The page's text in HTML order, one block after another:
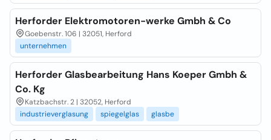
Herforder Elektromotoren-werke Gmbh & Co
Goebenstr. 106 | 32051, Herford
unternehmen
Herforder Glasbearbeitung Hans Koeper Gmbh &
Co. Kg
Katzbachstr. 2 | 32052, Herford
industrieverglasung
spiegelglas glasbe